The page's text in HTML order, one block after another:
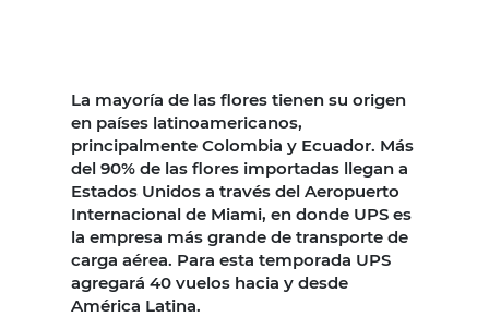
La mayoría de las flores tienen su origen
en países latinoamericanos,
principalmente Colombia y Ecuador. Más
del 90% de las flores importadas llegan a
Estados Unidos a través del Aeropuerto
Internacional de Miami, en donde UPS es
la empresa más grande de transporte de
carga aérea. Para esta temporada UPS
agregará 40 vuelos hacia y desde
América Latina.